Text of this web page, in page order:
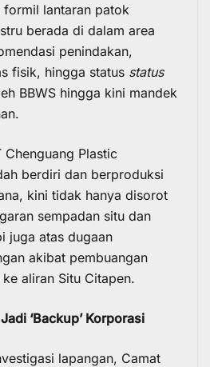
lantaran patok
berada di dalam area
penindakan,
fisik, hingga status status
BBWS hingga kini mandek
Plastic
berdiri dan berproduksi
kini tidak hanya disorot
sempadan situ dan
juga atas dugaan
akibat pembuangan
aliran Situ Citapen.
‘Backup’ Korporasi
lapangan, Camat